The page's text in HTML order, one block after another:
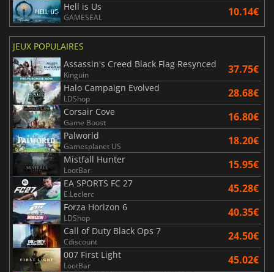
Hell is Us
GAMESEAL 10.14€
JEUX POPULAIRES
Assassin's Creed Black Flag Resynced
Kinguin 37.75€
Halo Campaign Evolved
LDShop 28.68€
Corsair Cove
Game Boost 16.80€
Palworld
Gamesplanet US 18.20€
Mistfall Hunter
LootBar 15.95€
EA SPORTS FC 27
E.Leclerc 45.28€
Forza Horizon 6
LDShop 40.35€
Call of Duty Black Ops 7
Cdiscount 24.50€
007 First Light
LootBar 45.02€